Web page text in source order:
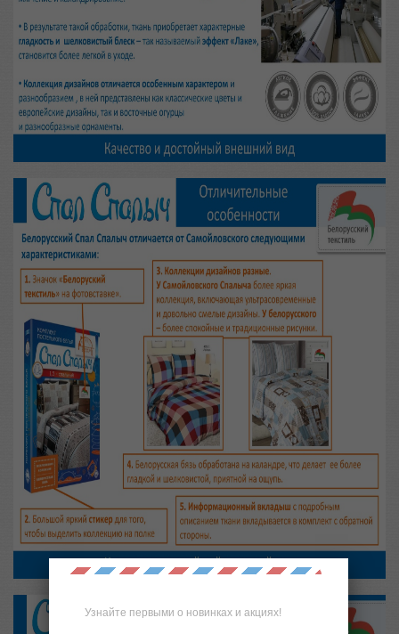
Узнайте первыми о новинках и акциях!